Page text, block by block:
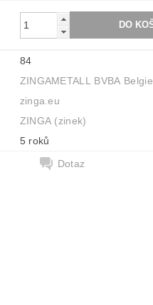
84
ZINGAMETALL BVBA Belgie
zinga.eu
ZINGA (zinek)
5 roků
Dotaz